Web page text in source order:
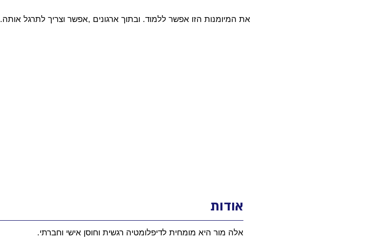
את המיומנות הזו אפשר ללמוד. ובתוך ארגונים ,אפשר וצריך לתרגל אותה.
אודות
אלה מור היא מומחית לדיפלומטיה רגשית וחוסן אישי וחברתי.